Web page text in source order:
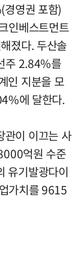
영권 포함)
인베스트먼트
졌다. 두산솔
주 2.84%를
인 지분을 모
에 달한다.
관이 이끄는 사
억원 수준
유기발광다이
가치를 9615